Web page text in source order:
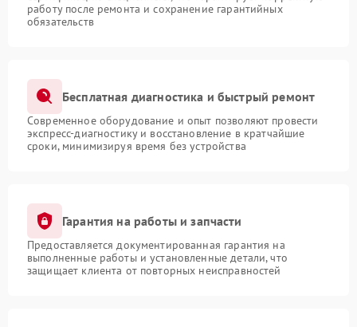
работу после ремонта и сохранение гарантийных
обязательств
Бесплатная диагностика и быстрый ремонт
Современное оборудование и опыт позволяют провести
экспресс-диагностику и восстановление в кратчайшие
сроки, минимизируя время без устройства
Гарантия на работы и запчасти
Предоставляется документированная гарантия на
выполненные работы и установленные детали, что
защищает клиента от повторных неисправностей